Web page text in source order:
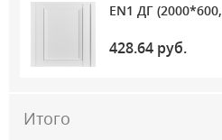
EN1 ДГ
428.64 руб.
Итого